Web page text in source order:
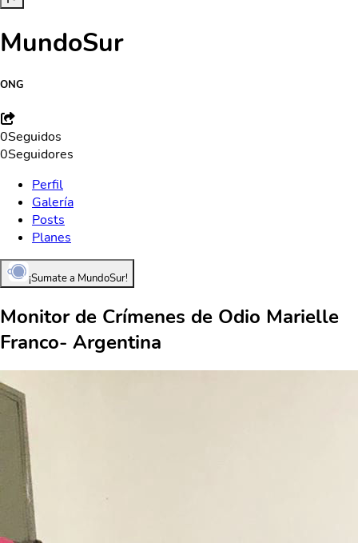
MundoSur
ONG
0Seguidos
0Seguidores
Perfil
Galería
Posts
Planes
¡Sumate a MundoSur!
Monitor de Crímenes de Odio Marielle
Franco- Argentina